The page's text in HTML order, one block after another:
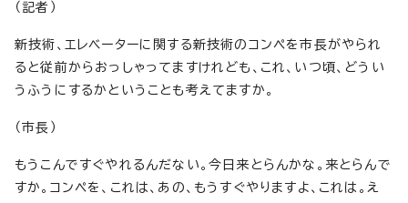
（記者）
新技術、エレベーターに関する新技術のコンペを市長がやられ
ると従前からおっしゃってますけれども、これ、いつ頃、どうい
うふうにするかということも考えてますか。
（市長）
もうこんですぐやれるんだない。今日来とらんかな。来とらんで
すか。コンペを、これは、あの、もうすぐやりますよ、これは。え